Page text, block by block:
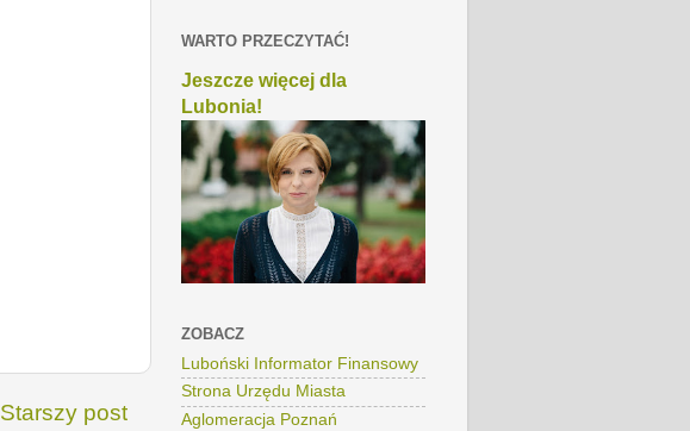
Starszy post
WARTO PRZECZYTAĆ!
Jeszcze więcej dla
Lubonia!
ZOBACZ
Luboński Informator Finansowy
Strona Urzędu Miasta
Aglomeracja Poznań